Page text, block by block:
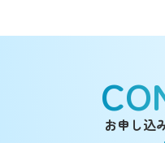
お申し込